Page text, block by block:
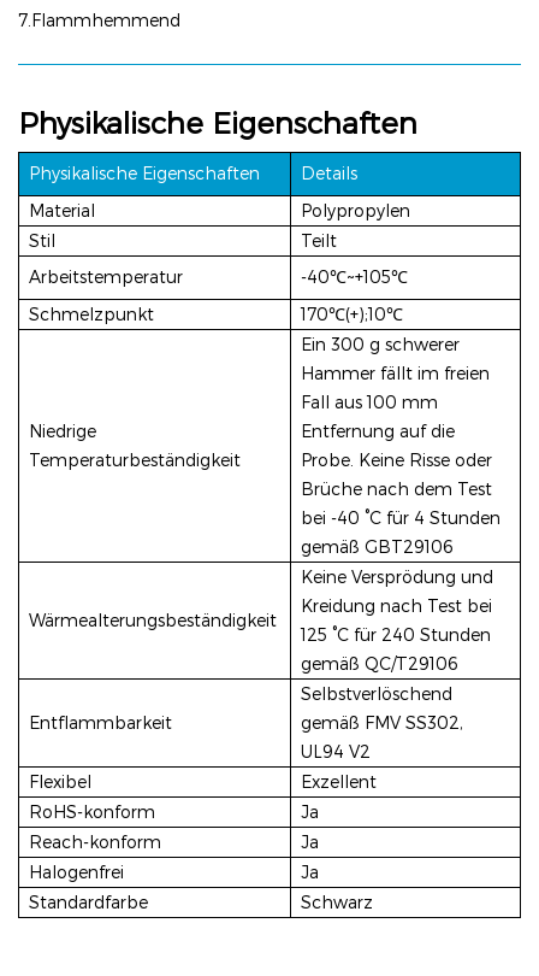
7.Flammhemmend
Physikalische Eigenschaften
Physikalische Eigenschaften
Details
Material
Polypropylen
Stil
Teilt
Arbeitstemperatur
-40℃~+105℃
Schmelzpunkt
170℃(+);10℃
Niedrige
Temperaturbeständigkeit
Ein 300 g schwerer
Hammer fällt im freien
Fall aus 100 mm
Entfernung auf die
Probe. Keine Risse oder
Brüche nach dem Test
bei -40 °C für 4 Stunden
gemäß GBT29106
Wärmealterungsbeständigkeit
Keine Versprödung und
Kreidung nach Test bei
125 °C für 240 Stunden
gemäß QC/T29106
Entflammbarkeit
Selbstverlöschend
gemäß FMV SS302,
UL94 V2
Flexibel
Exzellent
RoHS-konform
Ja
Reach-konform
Ja
Halogenfrei
Ja
Standardfarbe
Schwarz